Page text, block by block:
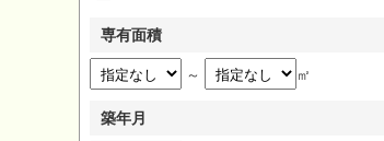
専有面積
～ ㎡
築年月